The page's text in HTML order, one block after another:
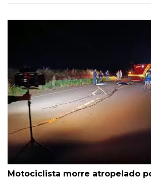
Motociclista morre atropelado